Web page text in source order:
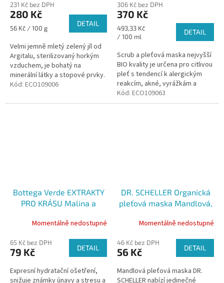
231 Kč bez DPH
280 Kč
Měrná
56 Kč / 100 g
DETAIL
Velmi jemně mletý zelený jíl od
Argitalu, sterilizovaný horkým
vzduchem, je bohatý na
minerální látky a stopové prvky.
Jeho vysoká absorpční
detoxikaci,...
Kód: ECO109006
306 Kč bez DPH
370 Kč
Měrná
cena:
493,33 Kč
/ 100 ml
DETAIL
Scrub a pleťová maska nejvyšší
BIO kvality je určena pro citlivou
pleť s tendencí k alergickým
reakcím, akné, vyrážkám a
dermatitidě.
Kód: ECO109063
Bottega Verde EXTRAKTY
PRO KRÁSU Malina a
maska, 75ml
Momentálně nedostupné
65 Kč bez DPH
79 Kč DETAIL
Expresní hydratační ošetření,
snižuje známky únavy a stresu a
DR. SCHELLER Organická
pleťová maska Mandlová,
Momentálně nedostupné
46 Kč bez DPH
56 Kč DETAIL
Mandlová pleťová maska DR.
SCHELLER nabízí jedinečné